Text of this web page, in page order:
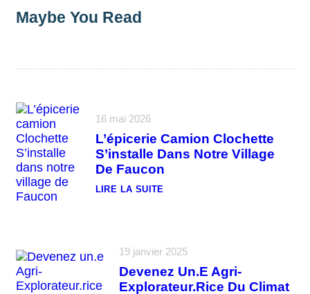
Maybe You Read
16 mai 2026
L’épicerie Camion Clochette
S’installe Dans Notre Village
De Faucon
LIRE LA SUITE
I
E
R
19 janvier 2025
Devenez Un.e Agri-
Explorateur.rice Du Climat